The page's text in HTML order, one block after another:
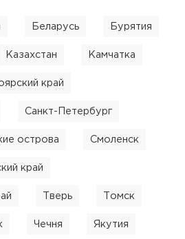
Беларусь Бурятия
Казахстан Камчатка
край
Санкт-Петербург
острова Смоленск
край
Тверь Томск
Чечня Якутия